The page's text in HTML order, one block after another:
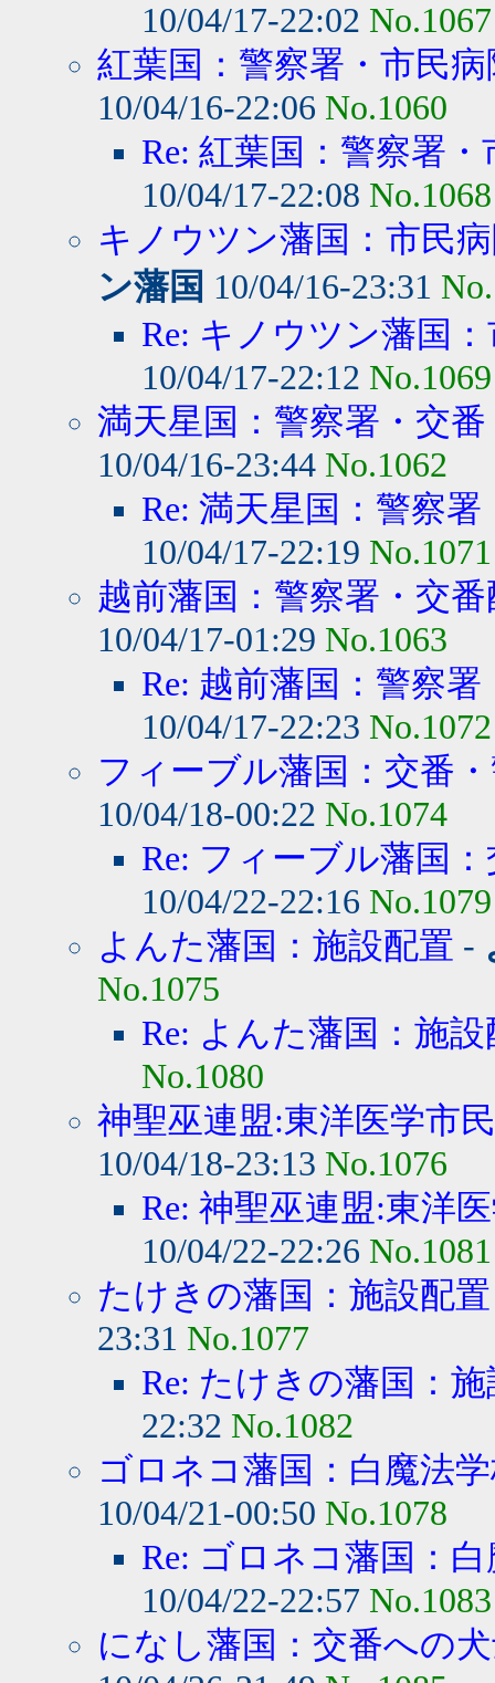
10/04/17-22:02 No.1067
紅葉国：警察署・市民
10/04/16-22:06 No.1060
Re: 紅葉国：警察署
10/04/17-22:08 No.1068
キノウツン藩国：市民
ン藩国 10/04/16-23:31
Re: キノウツン藩国
10/04/17-22:12 No.1069
満天星国：警察署・交
10/04/16-23:44 No.1062
Re: 満天星国：警察署
10/04/17-22:19 No.1071
越前藩国：警察署・交
10/04/17-01:29 No.1063
Re: 越前藩国：警察署
10/04/17-22:23 No.1072
フィーブル藩国：交番
10/04/18-00:22 No.1074
Re: フィーブル藩国
10/04/22-22:16 No.1079
よんた藩国：施設配置 -
No.1075
Re: よんた藩国：施設
No.1080
神聖巫連盟:東洋医学市
10/04/18-23:13 No.1076
Re: 神聖巫連盟:東洋
10/04/22-22:26 No.1081
たけきの藩国：施設配置
23:31 No.1077
Re: たけきの藩国：
22:32 No.1082
ゴロネコ藩国：白魔法
10/04/21-00:50 No.1078
Re: ゴロネコ藩国：
10/04/22-22:57 No.1083
になし藩国：交番への